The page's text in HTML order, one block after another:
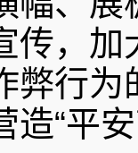
传，加
弊行
造“平